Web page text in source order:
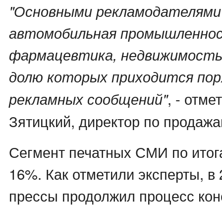
"Основными
автомобильная
фармацевтика,
долю которых приходится
рекламных сообщений", -
Зятицкий, директор по
Сегмент печатных СМИ по
16%. Как отметили эксперты,
прессы продолжил процесс